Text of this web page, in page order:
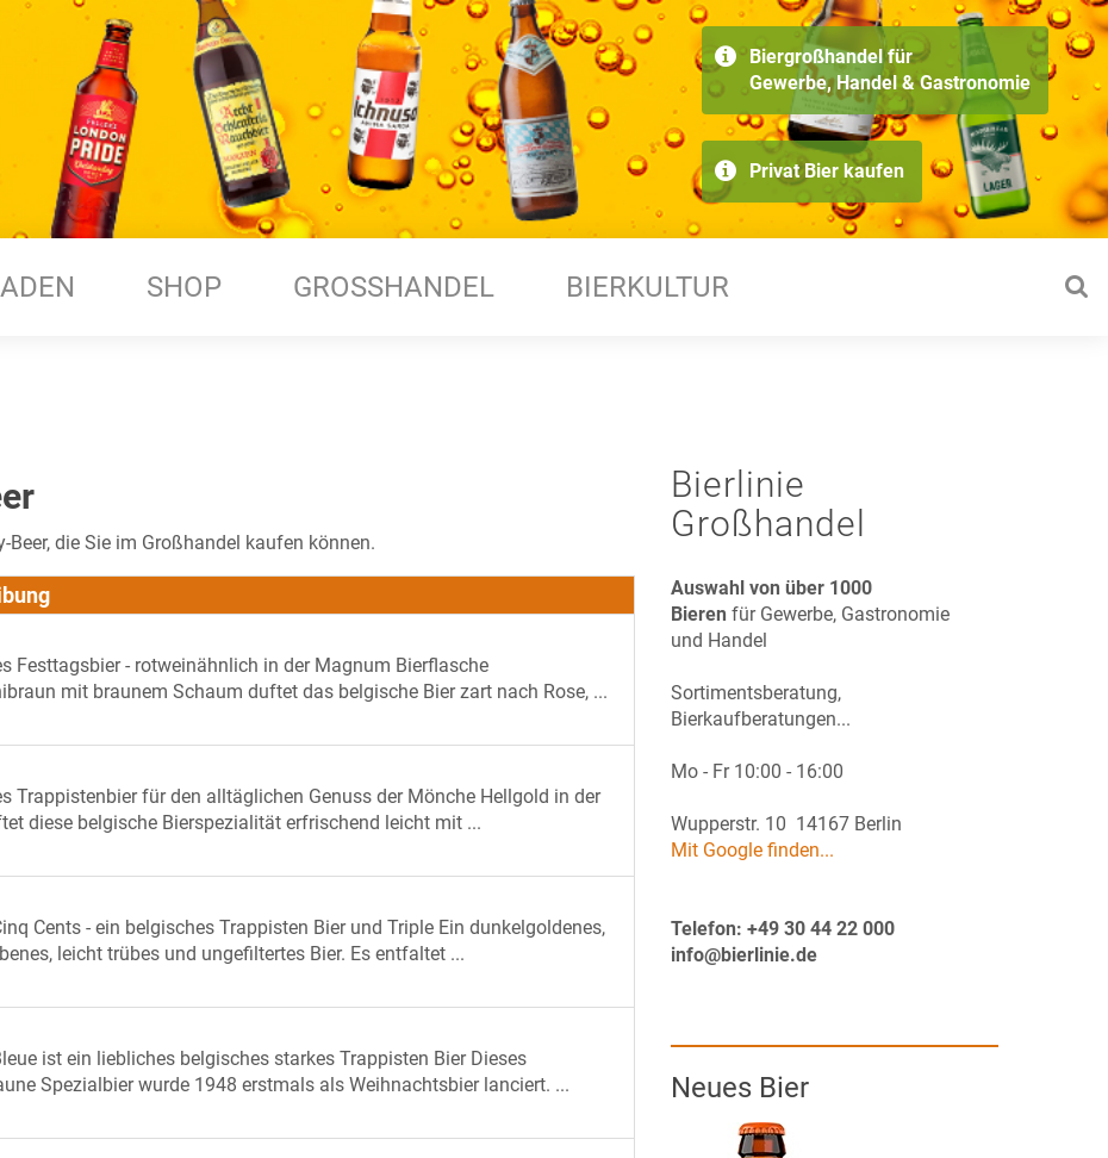
Biergroßhandel für
Gewerbe, Handel & Gastronomie
Privat Bier kaufen
SHOP GROSSHANDEL BIERKULTUR
Bierlinie
Großhandel
Auswahl von über 1000
Bieren für Gewerbe, Gastronomie
und Handel
Sortimentsberatung,
Bierkaufberatungen...
Mo - Fr 10:00 - 16:00
Wupperstr. 10 14167 Berlin
Mit Google finden...
Telefon: +49 30 44 22 000
info@bierlinie.de
Neues Bier
Beer, die Sie im Großhandel kaufen können.
Festtagsbier - rotweinähnlich in der Magnum Bierflasche
mit braunem Schaum duftet das belgische Bier zart nach Rose, ...
Trappistenbier für den alltäglichen Genuss der Mönche Hellgold in der
diese belgische Bierspezialität erfrischend leicht mit ...
Cents - ein belgisches Trappisten Bier und Triple Ein dunkelgoldenes,
leicht trübes und ungefiltertes Bier. Es entfaltet ...
ist ein liebliches belgisches starkes Trappisten Bier Dieses
Spezialbier wurde 1948 erstmals als Weihnachtsbier lanciert. ...